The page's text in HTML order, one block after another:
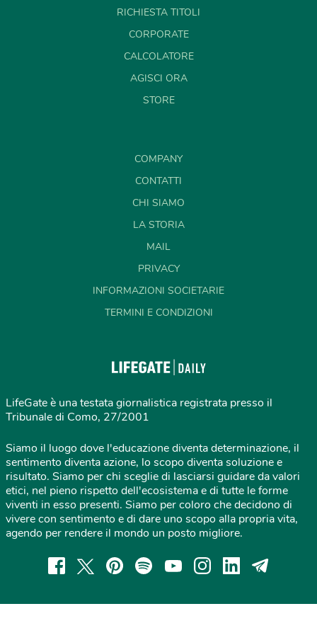
RICHIESTA TITOLI
CORPORATE
CALCOLATORE
AGISCI ORA
STORE
COMPANY
CONTATTI
CHI SIAMO
LA STORIA
MAIL
PRIVACY
INFORMAZIONI SOCIETARIE
TERMINI E CONDIZIONI
LifeGate è una testata giornalistica registrata presso il
Tribunale di Como, 27/2001
Siamo il luogo dove l'educazione diventa determinazione, il
sentimento diventa azione, lo scopo diventa soluzione e
risultato. Siamo per chi sceglie di lasciarsi guidare da valori
etici, nel pieno rispetto dell'ecosistema e di tutte le forme
viventi in esso presenti. Siamo per coloro che decidono di
vivere con sentimento e di dare uno scopo alla propria vita,
agendo per rendere il mondo un posto migliore.